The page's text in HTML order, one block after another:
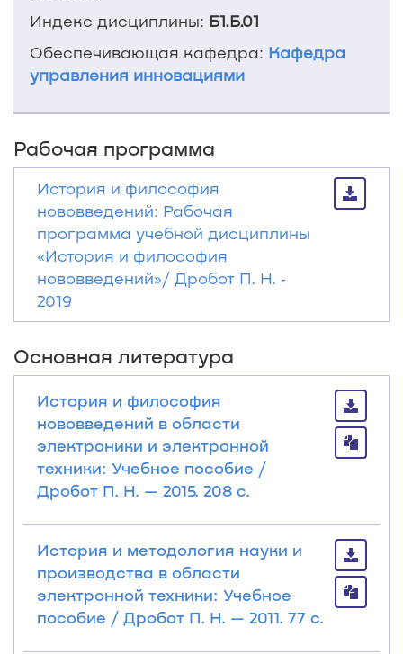
Индекс дисциплины: Б1.Б.01
Обеспечивающая кафедра: Кафедра
управления инновациями
Рабочая программа
История и философия
нововведений: Рабочая
программа учебной дисциплины
«История и философия
нововведений»/ Дробот П. Н. ‐
2019
Основная литература
История и философия
нововведений в области
электроники и электронной
техники: Учебное пособие /
Дробот П. Н. — 2015. 208 с.
История и методология науки и
производства в области
электронной техники: Учебное
пособие / Дробот П. Н. — 2011. 77 с.